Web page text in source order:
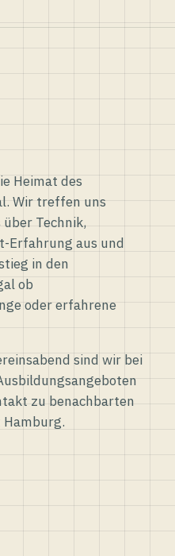
Heimat des
Wir treffen uns
Technik,
Erfahrung aus und
in den
ob
oder erfahrene
sind wir bei
zu benachbarten